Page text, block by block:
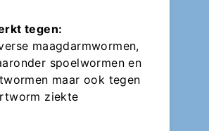
tegen:
maagdarmwormen,
spoelwormen en
maar ook tegen
ziekte